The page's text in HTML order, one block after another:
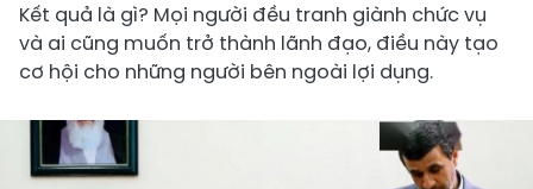
Kết quả là gì? Mọi người đều tranh giành chức vụ
và ai cũng muốn trở thành lãnh đạo, điều này tạo
cơ hội cho những người bên ngoài lợi dụng.